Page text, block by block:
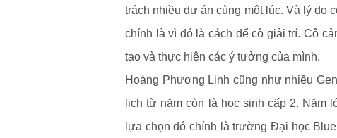
trách nhiều dự án cùng một lúc. Và lý do
chính là vì đó là cách để cô giải trí. Cô
tạo và thực hiện các ý tưởng của mình.
Hoàng Phương Linh cũng như nhiều
lịch từ năm còn là học sinh cấp 2. Năm
lựa chọn đó chính là trường Đại học